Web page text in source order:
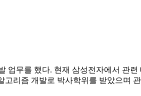
업무를 했다. 현재 삼성전자에서 관
리즘 개발로 박사학위를 받았으며